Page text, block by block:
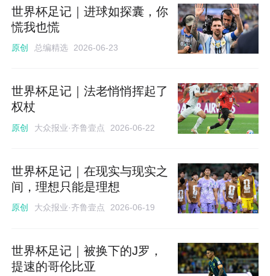
世界杯足记｜进球如探囊，你
慌我也慌
原创 总编精选 2026-06-23
世界杯足记｜法老悄悄挥起了
权杖
原创 大众报业·齐鲁壹点 2026-06-22
世界杯足记｜在现实与现实之
间，理想只能是理想
原创 大众报业·齐鲁壹点 2026-06-19
世界杯足记｜被换下的J罗，
提速的哥伦比亚